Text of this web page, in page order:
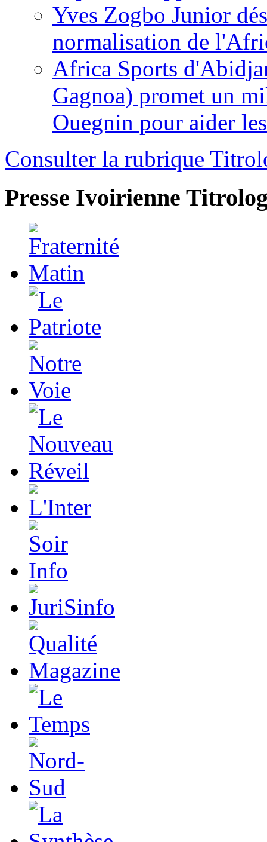
Yves Zogbo Junior
normalisation de
Africa Sports
Gagnoa) promet un
Ouegnin pour aider
Consulter la rubrique
Presse Ivoirienne